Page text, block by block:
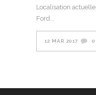
Localisation
Ford
12 MAR 2017 0